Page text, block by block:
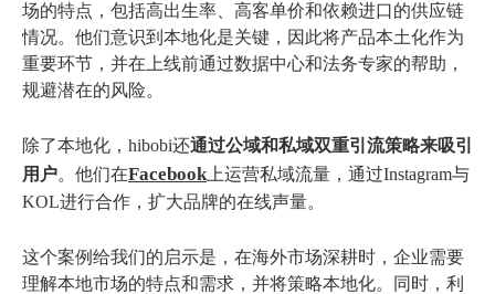
场的特点，包括高出生率、高客单价和依赖进口的供应链
情况。他们意识到本地化是关键，因此将产品本土化作为
重要环节，并在上线前通过数据中心和法务专家的帮助，
规避潜在的风险。
除了本地化，hibobi还通过公域和私域双重引流策略来吸引
用户。他们在Facebook 上运营私域流量，通过Instagram与
KOL进行合作，扩大品牌的在线声量。
这个案例给我们的启示是，在海外市场深耕时，企业需要
理解本地市场的特点和需求，并将策略本地化。同时，利